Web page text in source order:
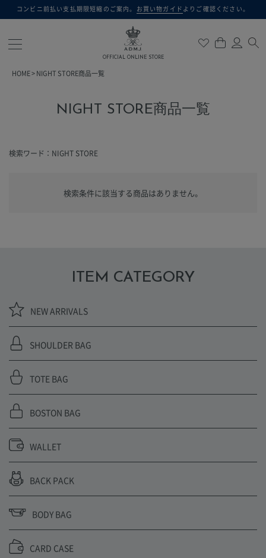
コンビニ前払い支払期限短縮のご案内。 お買い物ガイド よりご確認ください。
OFFICIAL ONLINE STORE
検索
HOME NIGHT STORE商品一覧
NIGHT STORE商品一覧
検索ワード：NIGHT STORE
検索条件に該当する商品はありません。
ITEM CATEGORY
NEW ARRIVALS
SHOULDER BAG
TOTE BAG
BOSTON BAG
WALLET
BACK PACK
BODY BAG
CARD CASE